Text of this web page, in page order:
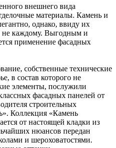
внешнего вида
материалы. Камень и
однако, ввиду их
не каждому. Выгодным и
применение фасадных
собственные технические
в состав которого не
элементы, послужили
фасадных панелей от
строительных
Коллекция «Камень
от настоящей кладки из
нюансов передан
и шероховатостями.